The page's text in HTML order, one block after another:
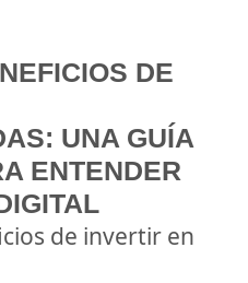
DE
UNA GUÍA
ENTENDER
de invertir en